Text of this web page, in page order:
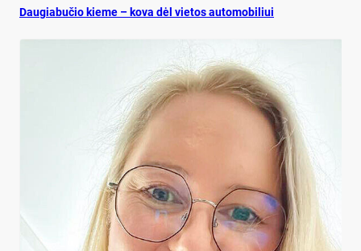
Dau­gia­bu­čio kie­me – ko­va dėl vie­tos au­to­mo­bi­liui